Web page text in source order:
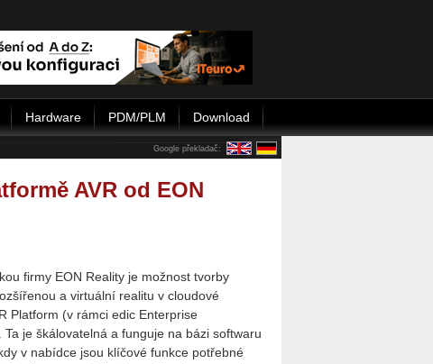
Hardware PDM/PLM Download
Google překladač:
AVR od EON
firmy EON Reality je možnost tvorby
a virtuální realitu v cloudové
Platform (v rámci edic Enterprise
Ta je škálovatelná a funguje na bázi softwaru
v nabídce jsou klíčové funkce potřebné